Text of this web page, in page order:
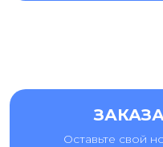
Оставьте свой